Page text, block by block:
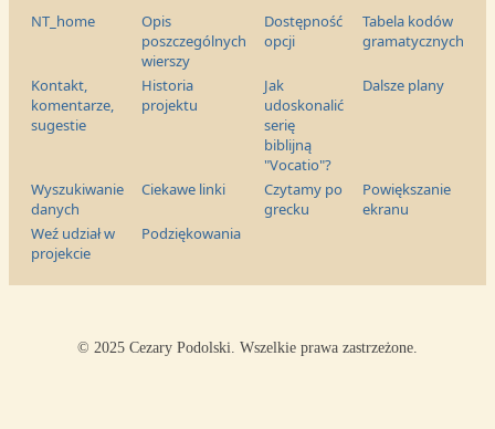
NT_home
Opis
poszczególnych
wierszy
Dostępność
opcji
Tabela kodów
gramatycznych
Kontakt,
komentarze,
sugestie
Historia
projektu
Jak
udoskonalić
serię
biblijną
"Vocatio"?
Dalsze plany
Wyszukiwanie
danych
Ciekawe linki
Czytamy po
grecku
Powiększanie
ekranu
Weź udział w
projekcie
Podziękowania
© 2025 Cezary Podolski. Wszelkie prawa zastrzeżone.